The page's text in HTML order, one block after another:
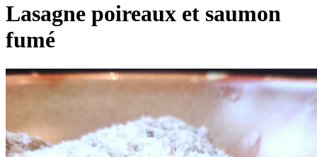
Lasagne poireaux et saumon
fumé